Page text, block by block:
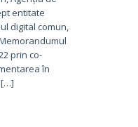
entitate
digital comun,
prin co-
în
[…]